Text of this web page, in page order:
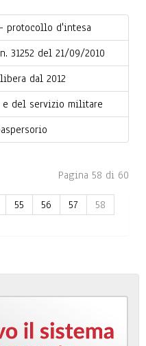
protocollo d'intesa
31252 del 21/09/2010
dal 2012
e del servizio militare
Pagina 58 di 60
55 56 57
58